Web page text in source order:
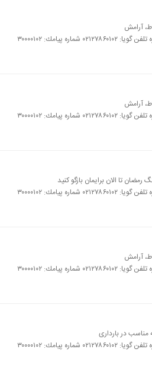
آرامش
آرامش
تا الان برایمان بازگو كنید
آرامش
مناسب در بارداری